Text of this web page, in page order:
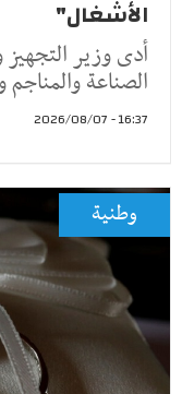
الأشغال"
أدى وزير التجهيز
الصناعة والمناجم
16:37 - 2026/08/07
وطنية